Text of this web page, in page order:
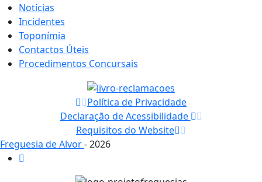
Notícias
Incidentes
Toponímia
Contactos Úteis
Procedimentos Concursais
Política de Privacidade
Declaração de Acessibilidade
Requisitos do Website
Freguesia de Alvor- 2026